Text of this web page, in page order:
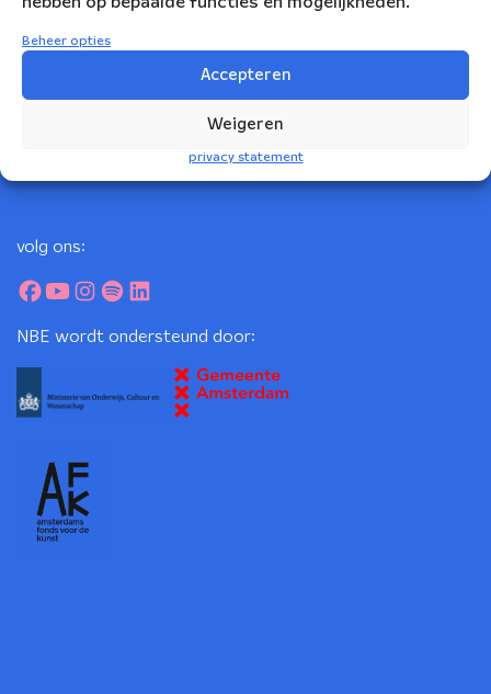
Beheer opties
Accepteren
Weigeren
privacy statement
Korte Leidsedwarsstraat 12
1017 RC Amsterdam
volg ons:
NBE wordt ondersteund door: